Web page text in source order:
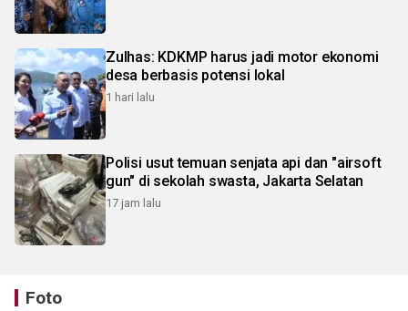
Zulhas: KDKMP harus jadi motor ekonomi
desa berbasis potensi lokal
1 hari lalu
Polisi usut temuan senjata api dan "airsoft
gun" di sekolah swasta, Jakarta Selatan
17 jam lalu
Foto